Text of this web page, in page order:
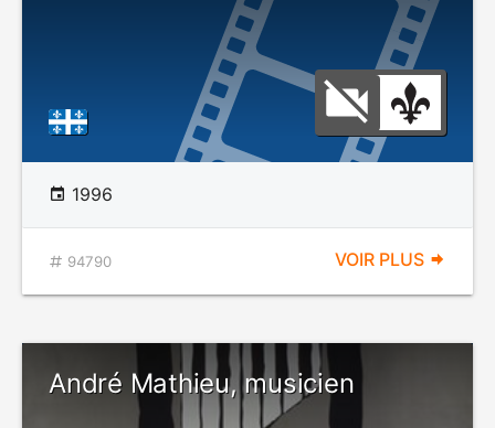
1996
94790 VOIR PLUS
André Mathieu, musicien